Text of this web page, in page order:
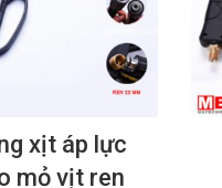
xịt áp lực
mỏ vịt ren